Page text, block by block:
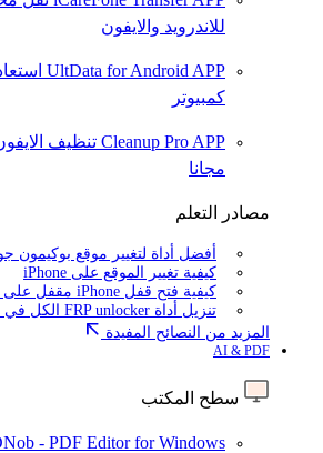
للاندرويد والايفون
UltData for Android APP
كمبيوتر
Cleanup Pro APP تنظيف
مجانا
مصادر التعلم
أفضل أداة لتغيير موقع بوكيمون
كيفية تغيير الموقع على iPhone
كيفية فتح قفل iPhone مقفل على مالكه
تنزيل أداة FRP unlocker الكل في واحد مجانًا
المزيد من النصائح المفيدة
AI & PDF
سطح المكتب
- PDF Editor for Windows